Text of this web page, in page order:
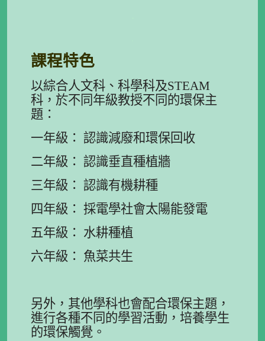
課程特色
以綜合人文科、科學科及STEAM
科，於不同年級教授不同的環保主
題：
一年級： 認識減廢和環保回收
二年級： 認識垂直種植牆
三年級： 認識有機耕種
四年級： 採電學社會太陽能發電
五年級： 水耕種植
六年級： 魚菜共生
另外，其他學科也會配合環保主題，
進行各種不同的學習活動，培養學生
的環保觸覺。